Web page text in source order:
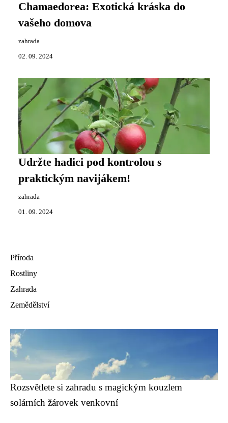
Chamaedorea: Exotická kráska do
vašeho domova
zahrada
02. 09. 2024
Udržte hadici pod kontrolou s
praktickým navijákem!
zahrada
01. 09. 2024
Příroda
Rostliny
Zahrada
Zemědělství
Rozsvětlete si zahradu s magickým kouzlem
solárních žárovek venkovní